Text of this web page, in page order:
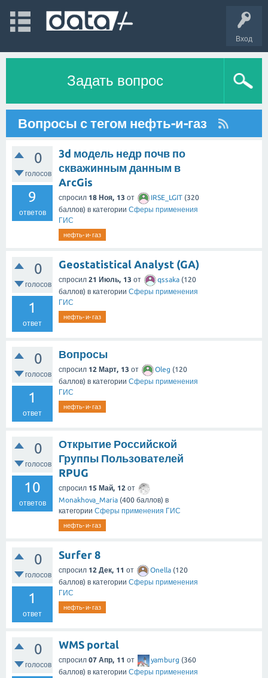
Вход
Задать вопрос
Вопросы с тегом нефть-и-газ
0
голосов
9
ответов
3d модель недр почв по
скважинным данным в
ArcGis
спросил 18 Ноя, 13 от IRSE_LGIT (320
баллов) в категории Сферы применения
ГИС
нефть-и-газ
0
голосов
1
ответ
Geostatistical Analyst (GA)
спросил 21 Июль, 13 от qssaka (120
баллов) в категории Сферы применения
ГИС
нефть-и-газ
0
голосов
1
ответ
Вопросы
спросил 12 Март, 13 от Oleg (120
баллов) в категории Сферы применения
ГИС
нефть-и-газ
0
голосов
10
ответов
Открытие Российской
Группы Пользователей
RPUG
спросил 15 Май, 12 от
Monakhova_Maria (400 баллов) в
категории Сферы применения ГИС
нефть-и-газ
0
голосов
1
ответ
Surfer 8
спросил 12 Дек, 11 от Onella (120
баллов) в категории Сферы применения
ГИС
нефть-и-газ
0
голосов
WMS portal
спросил 07 Апр, 11 от yamburg (360
баллов) в категории Сферы применения